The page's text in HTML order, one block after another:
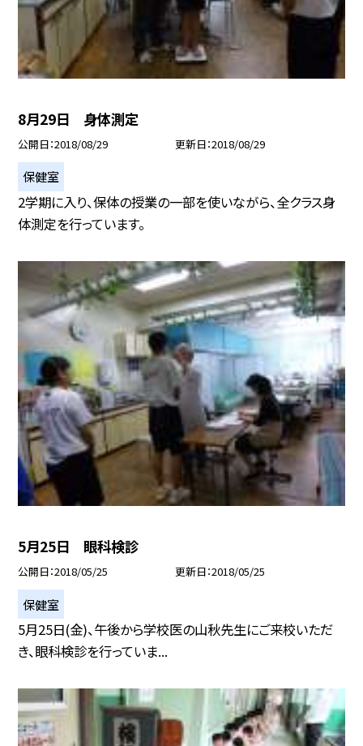
8月29日 身体測定
公開日 2018/08/29 更新日 2018/08/29
保健室
2学期に入り、保体の授業の一部を使いながら、全クラス身
体測定を行っています。
5月25日 眼科検診
公開日 2018/05/25 更新日 2018/05/25
保健室
5月25日(金)、午後から学校医の山秋先生にご来校いただ
き、眼科検診を行っていま...